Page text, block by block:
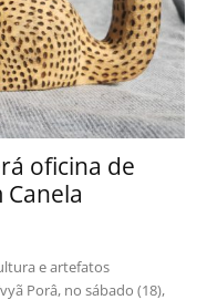
oficina de
e artefatos
Porâ, no sábado (18),